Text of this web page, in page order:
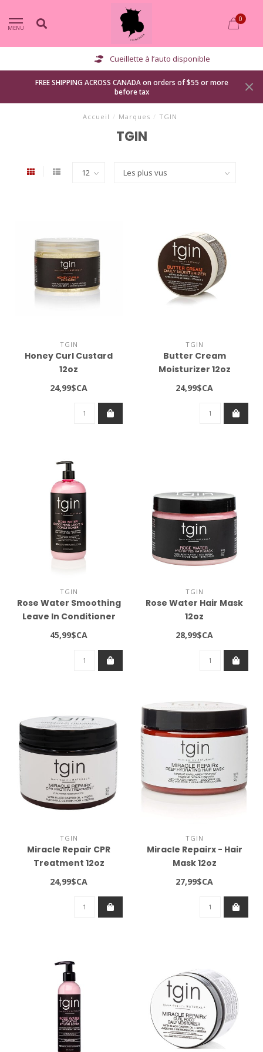
MENU
0
Cueillette à l’auto disponible
FREE SHIPPING ACROSS CANADA on orders of $55 or more
before tax
Accueil / Marques / TGIN
TGIN
TGIN
Honey Curl Custard
12oz
24,99$CA
TGIN
Butter Cream
Moisturizer 12oz
24,99$CA
TGIN
Rose Water Smoothing
Leave In Conditioner
(32oz)
45,99$CA
TGIN
Rose Water Hair Mask
12oz
28,99$CA
TGIN
Miracle Repair CPR
Treatment 12oz
24,99$CA
TGIN
Miracle Repairx - Hair
Mask 12oz
27,99$CA